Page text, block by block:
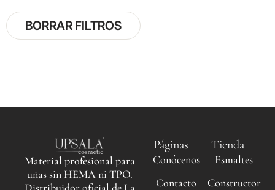
BORRAR FILTROS
Material profesional para
uñas sin HEMA ni TPO.
Páginas
Conócenos
Contacto
Tienda
Esmaltes
Constructor